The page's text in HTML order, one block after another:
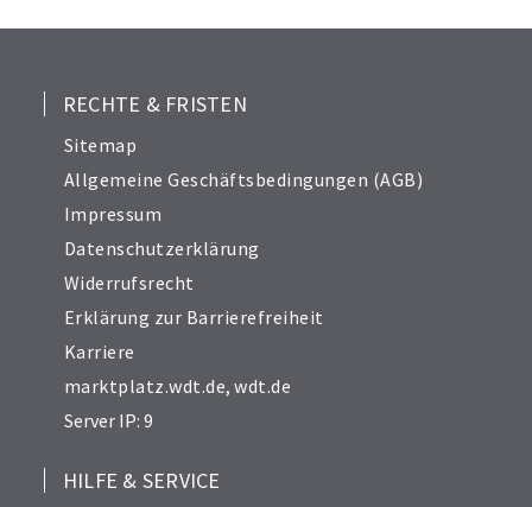
RECHTE & FRISTEN
Sitemap
Allgemeine Geschäftsbedingungen (AGB)
Impressum
Datenschutzerklärung
Widerrufsrecht
Erklärung zur Barrierefreiheit
Karriere
marktplatz.wdt.de,wdt.de
Server IP: 9
HILFE & SERVICE